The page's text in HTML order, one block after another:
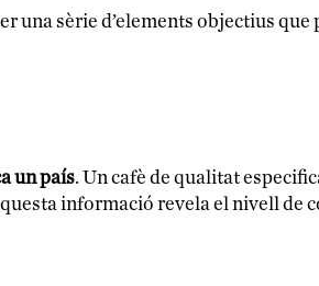
una sèrie d’elements objectius
un país. Un cafè de qualitat
informació revela el nivell de